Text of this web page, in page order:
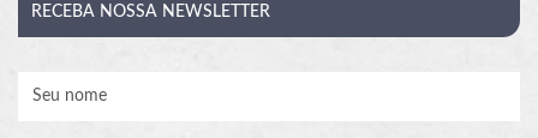
RECEBA NOSSA NEWSLETTER